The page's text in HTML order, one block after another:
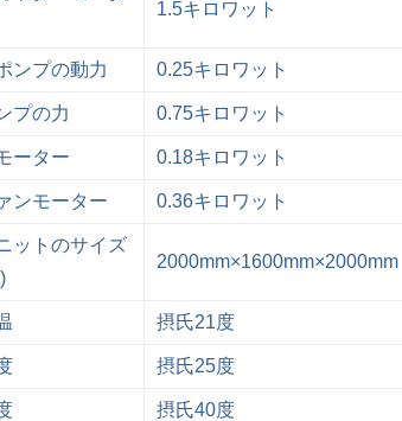
1.5キロワット
ンプの動力 0.25キロワット
プの力 0.75キロワット
ーター 0.18キロワット
ンモーター 0.36キロワット
ットのサイズ
2000mm×1600mm×2000mm
摂氏21度
摂氏25度
摂氏40度